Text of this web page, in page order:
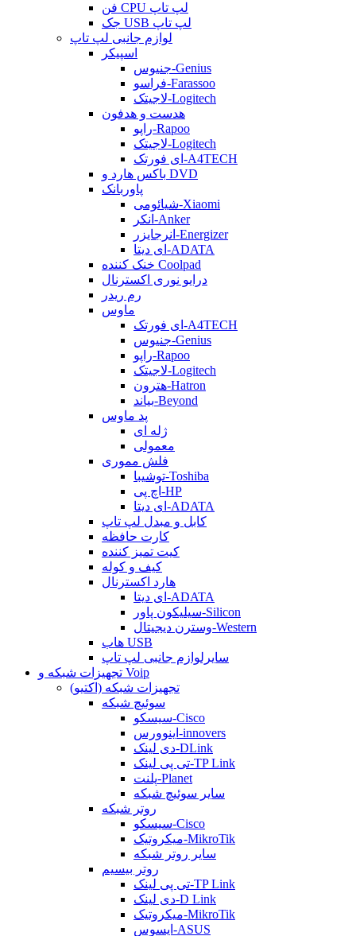
فن CPU لپ تاپ
جک USB لپ تاپ
لوازم جانبی لپ تاپ
اسپیکر
جنیوس-Genius
فراسو-Farassoo
لاجیتک-Logitech
هدست و هدفون
راپو-Rapoo
لاجیتک-Logitech
ای فورتک-A4TECH
باکس هارد و DVD
پاوربانک
شیائومی-Xiaomi
انکر-Anker
انرجایزر-Energizer
ای دیتا-ADATA
خنک کننده Coolpad
درایو نوری اکسترنال
رم ریدر
ماوس
ای فورتک-A4TECH
جنیوس-Genius
راپو-Rapoo
لاجیتک-Logitech
هترون-Hatron
بیاند-Beyond
پد ماوس
ژله ای
معمولی
فلش مموری
توشیبا-Toshiba
اچ پی-HP
ای دیتا-ADATA
کابل و مبدل لپ تاپ
کارت حافظه
کیت تمیز کننده
کیف و کوله
هارد اکسترنال
ای دیتا-ADATA
سیلیکون پاور-Silicon
وسترن دیجیتال-Western
هاب USB
سایرلوازم جانبی لپ تاپ
تجهیزات شبکه و Voip
تجهیزات شبکه (اکتیو)
سوئیچ شبکه
سیسکو-Cisco
اینوورس-innovers
دی لینک-DLink
تی پی لینک-TP Link
پلنت-Planet
سایر سوئیچ شبکه
روتر شبکه
سیسکو-Cisco
میکروتیک-MikroTik
سایر روتر شبکه
روتر بیسیم
تی پی لینک-TP Link
دی لینک-D Link
میکروتیک-MikroTik
ایسوس-ASUS